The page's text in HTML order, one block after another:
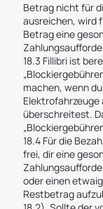
Betrag nicht für
ausreichen, wird
Betrag eine
18.3 Fillibri ist
machen, wenn
Elektrofahrzeuge
überschreitest.
18.4 Für die
frei, dir eine
oder einen
Restbetrag